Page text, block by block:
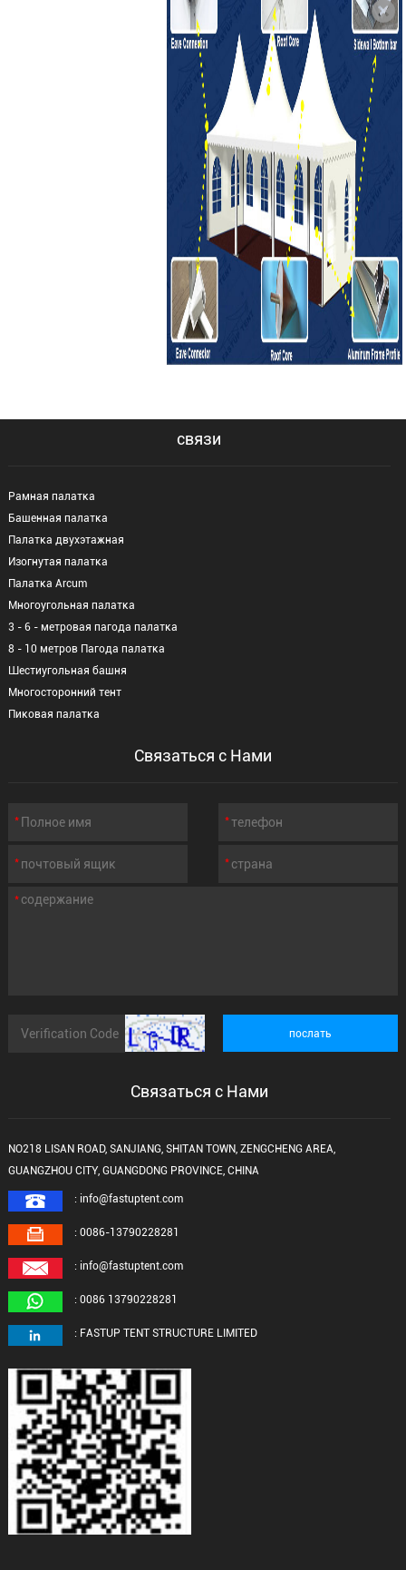
связи
Рамная палатка
Башенная палатка
Палатка двухэтажная
Изогнутая палатка
Палатка Arcum
Многоугольная палатка
3 - 6 - метровая пагода палатка
8 - 10 метров Пагода палатка
Шестиугольная башня
Многосторонний тент
Пиковая палатка
Связаться с Нами
Связаться с Нами
NO218 LISAN ROAD, SANJIANG, SHITAN TOWN, ZENGCHENG AREA,
GUANGZHOU CITY, GUANGDONG PROVINCE, CHINA
: info@fastuptent.com
: 0086-13790228281
: info@fastuptent.com
: 0086 13790228281
: FASTUP TENT STRUCTURE LIMITED